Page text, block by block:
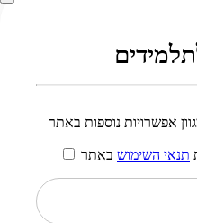
אפשרויות נוספות באתר
תנאי השימוש באתר